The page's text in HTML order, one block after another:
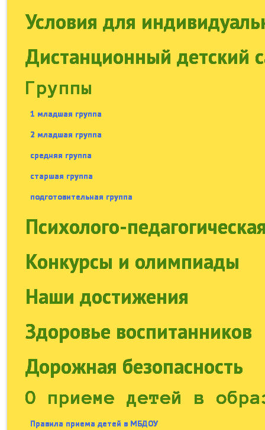
Условия для
Дистанционный детский
Группы
1 младшая группа
2 младшая группа
средняя группа
старшая группа
подготовительная группа
Психолого-
Конкурсы и олимпиады
Наши достижения
Здоровье воспитанников
Дорожная безопасность
О приеме детей в
Правила приема детей в МБДОУ